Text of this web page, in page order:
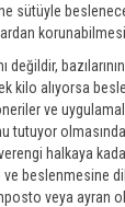
sütüyle
değildir,
kilo alıyorsa
ve
tutuyor
halkaya
beslenmesine
veya ayran